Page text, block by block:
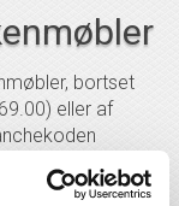
bortset
eller af